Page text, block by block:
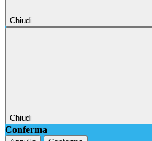
Chiudi
Chiudi
Conferma